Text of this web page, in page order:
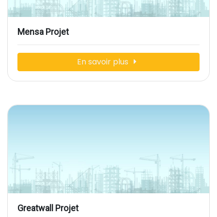
Mensa Projet
En savoir plus
Greatwall Projet